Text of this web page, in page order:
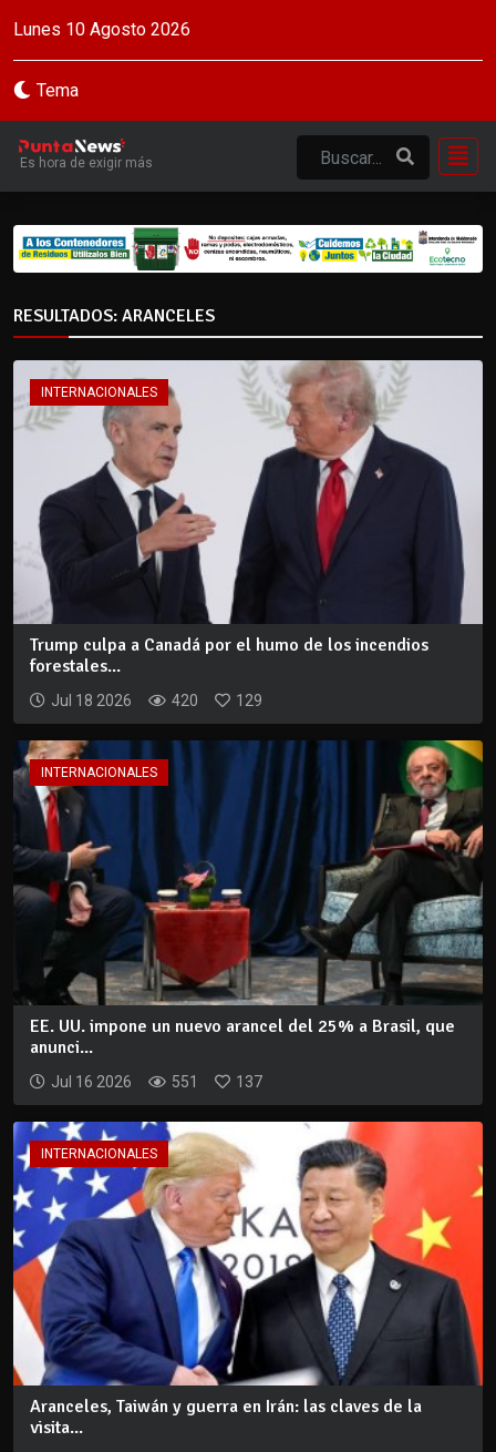
Lunes 10 Agosto 2026
Tema
Es hora de exigir más
RESULTADOS: ARANCELES
INTERNACIONALES
Trump culpa a Canadá por el humo de los incendios
forestales...
Jul 18 2026 420 129
INTERNACIONALES
EE. UU. impone un nuevo arancel del 25% a Brasil, que
anunci...
Jul 16 2026 551 137
INTERNACIONALES
Aranceles, Taiwán y guerra en Irán: las claves de la
visita...